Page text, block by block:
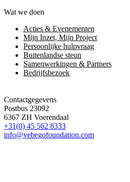
Wat we doen
Acties & Evenementen
Mijn Inzet, Mijn Project
Persoonlijke hulpvraag
Buitenlandse steun
Samenwerkingen & Partners
Bedrijfsbezoek
Contactgegevens
Postbus 23092
6367 ZH Voerendaal
+31(0) 45 562 8333
info@vebegofoundation.com